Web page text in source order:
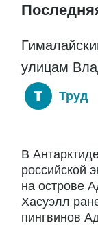
улицам
Труд
В
российской
на острове
Хасуэлл
пингвинов